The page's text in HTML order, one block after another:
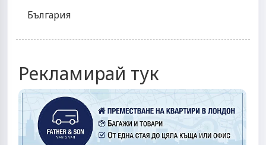
България
Рекламирай тук